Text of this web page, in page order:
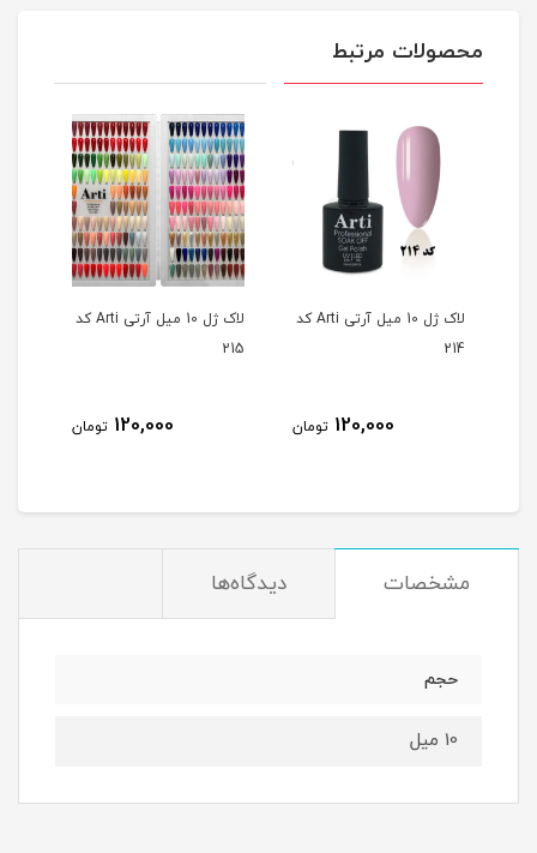
محصولات مرتبط
لاک ژل 10 میل آرتی Arti کد
214
120,000 تومان
لاک ژل 10 میل آرتی Arti کد
215
120,000 تومان
مشخصات دیدگاه‌ها
حجم
10 میل